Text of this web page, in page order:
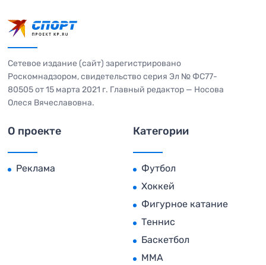
Сетевое издание (сайт) зарегистрировано
Роскомнадзором, свидетельство серия Эл № ФС77-
80505 от 15 марта 2021 г. Главный редактор — Носова
Олеся Вячеславовна.
О проекте
Реклама
Категории
Футбол
Хоккей
Фигурное катание
Теннис
Баскетбол
MMA